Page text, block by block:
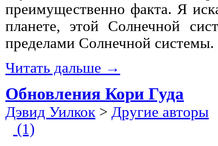
преимущественно факта. Я
планете, этой Солнечной
пределами Солнечной системы.
Читать дальше →
Обновления Кори Гуда
Дэвид Уилкок > Другие авторы
(1)